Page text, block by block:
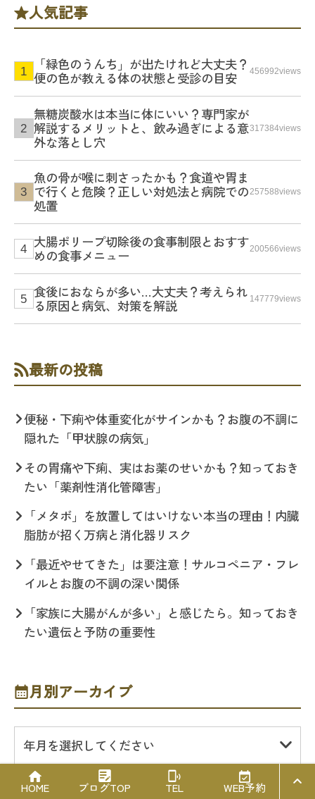
人気記事
「緑色のうんち」が出たけれど大丈夫？
便の色が教える体の状態と受診の目安
456992views
無糖炭酸水は本当に体にいい？専門家が
解説するメリットと、飲み過ぎによる意
外な落とし穴
317384views
魚の骨が喉に刺さったかも？食道や胃ま
で行くと危険？正しい対処法と病院での
処置
257588views
大腸ポリープ切除後の食事制限とおすす
めの食事メニュー
200566views
食後におならが多い…大丈夫？考えられ
る原因と病気、対策を解説
147779views
最新の投稿
便秘・下痢や体重変化がサインかも？お腹の不調に
隠れた「甲状腺の病気」
その胃痛や下痢、実はお薬のせいかも？知っておき
たい「薬剤性消化管障害」
「メタボ」を放置してはいけない本当の理由！内臓
脂肪が招く万病と消化器リスク
「最近やせてきた」は要注意！サルコペニア・フレ
イルとお腹の不調の深い関係
「家族に大腸がんが多い」と感じたら。知っておき
たい遺伝と予防の重要性
月別アーカイブ
年月を選択してください
HOME ブログTOP TEL WEB予約
OP